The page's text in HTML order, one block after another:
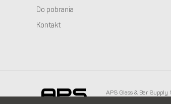
Do pobrania
Kontakt
APS Glass & Bar Supply